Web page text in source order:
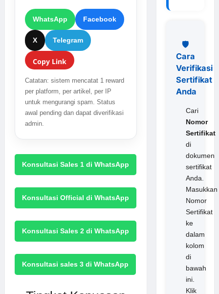
WhatsApp Facebook
X Telegram
Copy Link
Catatan: sistem mencatat 1 reward
per platform, per artikel, per IP
untuk mengurangi spam. Status
awal pending dan dapat diverifikasi
admin.
Konsultasi Sales 1 di WhatsApp
Konsultasi Official di WhatsApp
Konsultasi Sales 2 di WhatsApp
Konsultasi sales 3 di WhatsApp
🛡️
Cara
Verifikasi
Sertifikat
Anda
Cari
Nomor
Sertifikat
di
dokumen
sertifikat
Anda.
Masukkan
Nomor
Sertifikat
ke
dalam
kolom
di
bawah
ini.
Klik